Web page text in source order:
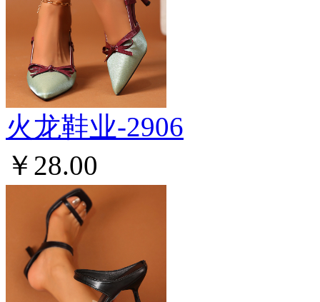
火龙鞋业-2906
￥28.00